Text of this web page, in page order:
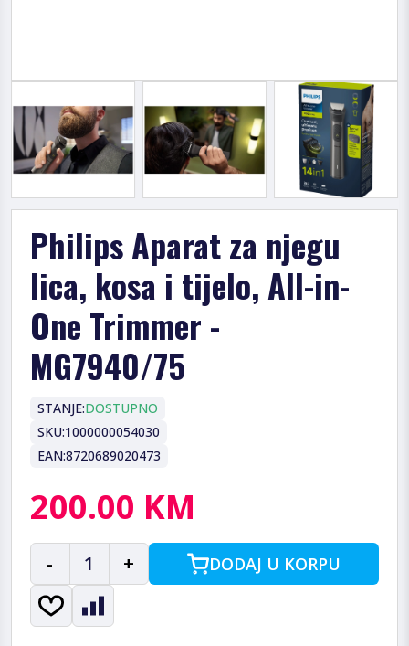
Philips Aparat za njegu
lica, kosa i tijelo, All-in-
One Trimmer -
MG7940/75
STANJE:DOSTUPNO
SKU:1000000054030
EAN:8720689020473
200.00 KM
- 1 + DODAJ U KORPU